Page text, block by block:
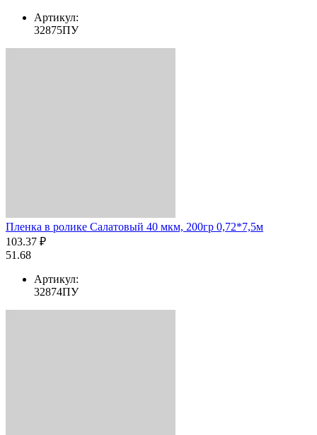
Артикул:
32875ПУ
Пленка в ролике Салатовый 40 мкм, 200гр 0,72*7,5м
103.37 ₽
51.68
Артикул:
32874ПУ